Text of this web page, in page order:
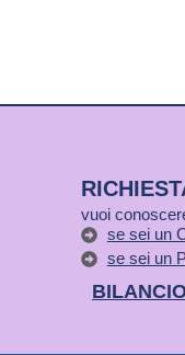
vuoi
se sei un
se sei un